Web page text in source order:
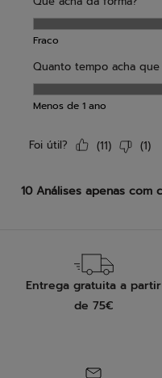
Entrega gratuita a partir
de 75€